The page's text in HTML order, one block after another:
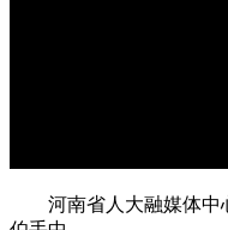
河南省人大融媒体中心